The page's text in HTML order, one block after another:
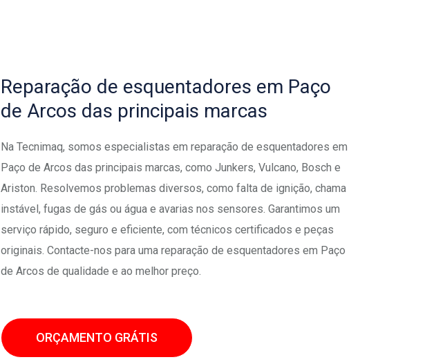
Reparação de esquentadores em Paço
de Arcos das principais marcas
Na Tecnimaq, somos especialistas em reparação de esquentadores em
Paço de Arcos das principais marcas, como Junkers, Vulcano, Bosch e
Ariston. Resolvemos problemas diversos, como falta de ignição, chama
instável, fugas de gás ou água e avarias nos sensores. Garantimos um
serviço rápido, seguro e eficiente, com técnicos certificados e peças
originais. Contacte-nos para uma reparação de esquentadores em Paço
de Arcos de qualidade e ao melhor preço.
ORÇAMENTO GRÁTIS